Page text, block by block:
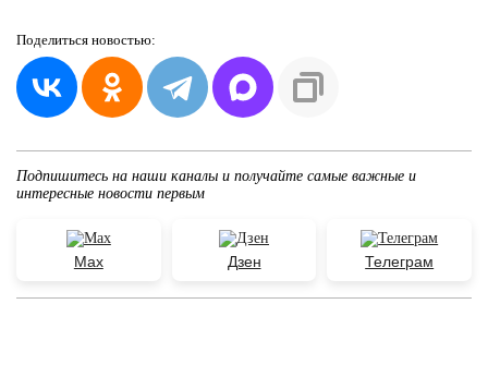
Поделиться новостью:
Подпишитесь на наши каналы и получайте самые важные и
интересные новости первым
Max Дзен Телеграм